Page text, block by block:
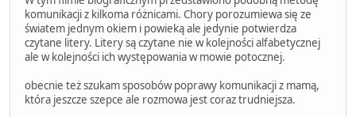
komunikacji z kilkoma różnicami. Chory porozumiewa się ze
światem jednym okiem i powieką ale jedynie potwierdza
czytane litery. Litery są czytane nie w kolejności alfabetycznej
ale w kolejności ich występowania w mowie potocznej.
obecnie też szukam sposobów poprawy komunikacji z mamą,
która jeszcze szepce ale rozmowa jest coraz trudniejsza.